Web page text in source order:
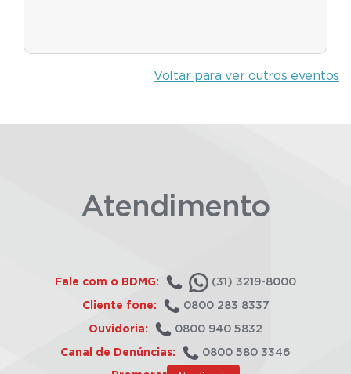
Voltar para ver outros eventos
Atendimento
Fale com o BDMG: (31) 3219-8000
Cliente fone: 0800 283 8337
Ouvidoria: 0800 940 5832
Canal de Denúncias: 0800 580 3346